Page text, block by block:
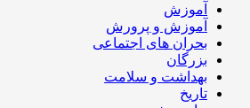
آموزش
آموزش و پرورش
بحران های اجتماعی
بزرگان
بهداشت و سلامت
تاریخ